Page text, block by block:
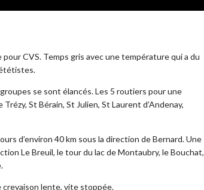
CVS. Temps gris avec une température qui a du
se sont élancés. Les 5 routiers pour une
St Bérain, St Julien, St Laurent d’Andenay,
d’environ 40 km sous la direction de Bernard. Une
Le Breuil, le tour du lac de Montaubry, le Bouchat,
crevaison lente, vite stoppée.